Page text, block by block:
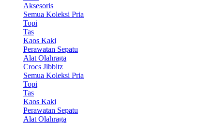
Aksesoris
Semua Koleksi Pria
Topi
Tas
Kaos Kaki
Perawatan Sepatu
Alat Olahraga
Crocs Jibbitz
Semua Koleksi Pria
Topi
Tas
Kaos Kaki
Perawatan Sepatu
Alat Olahraga